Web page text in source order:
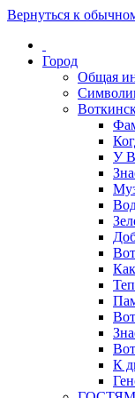
Вернуться к
Город
Общая
У
К